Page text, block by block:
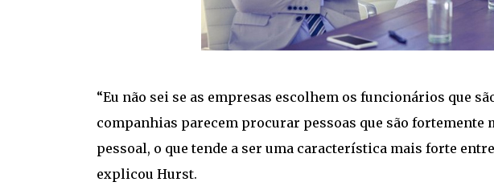
“Eu não sei se as empresas escolhem os funcionários que
companhias parecem procurar pessoas que são fortemente
pessoal, o que tende a ser uma característica mais forte
explicou Hurst.